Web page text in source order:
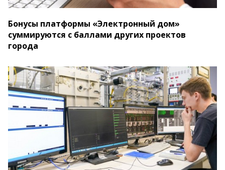
Бонусы платформы «Электронный дом»
суммируются с баллами других проектов
города